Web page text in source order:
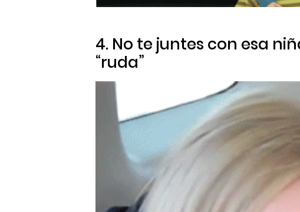
4. No te juntes con esa
“ruda”